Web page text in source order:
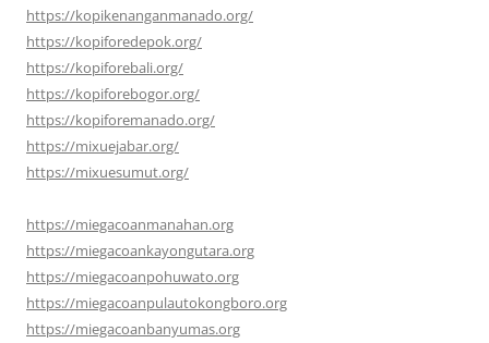
https://kopikenanganmanado.org/
https://kopiforedepok.org/
https://kopiforebali.org/
https://kopiforebogor.org/
https://kopiforemanado.org/
https://mixuejabar.org/
https://mixuesumut.org/
https://miegacoanmanahan.org
https://miegacoankayongutara.org
https://miegacoanpohuwato.org
https://miegacoanpulautokongboro.org
https://miegacoanbanyumas.org